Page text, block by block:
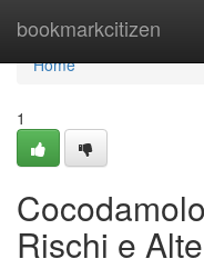
bookmarkcitizen
Home
Home
1
Rischi e